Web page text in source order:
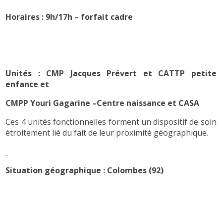
Horaires : 9h/17h – forfait cadre
Unités : CMP Jacques Prévert et CATTP petite
enfance et
CMPP Youri Gagarine –Centre naissance et CASA
Ces 4 unités fonctionnelles forment un dispositif de soin
étroitement lié du fait de leur proximité géographique.
Situation géographique : Colombes (92)